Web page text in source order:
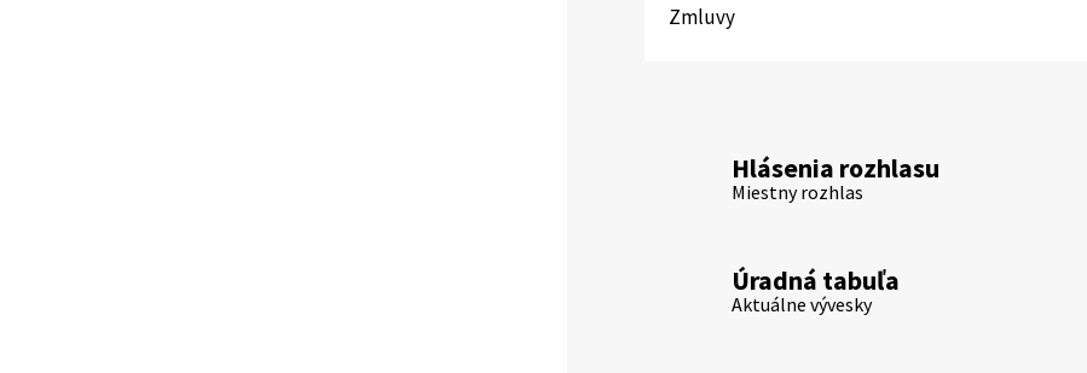
Zmluvy
Hlásenia rozhlasu
Miestny rozhlas
Úradná tabuľa
Aktuálne vývesky